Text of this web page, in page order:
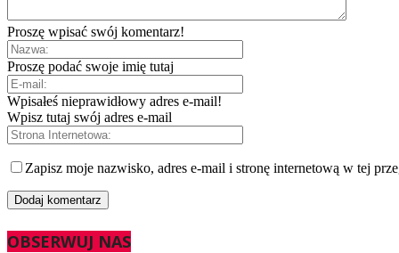
Proszę wpisać swój komentarz!
Proszę podać swoje imię tutaj
Wpisałeś nieprawidłowy adres e-mail!
Wpisz tutaj swój adres e-mail
Zapisz moje nazwisko, adres e-mail i stronę internetową w tej
OBSERWUJ NAS